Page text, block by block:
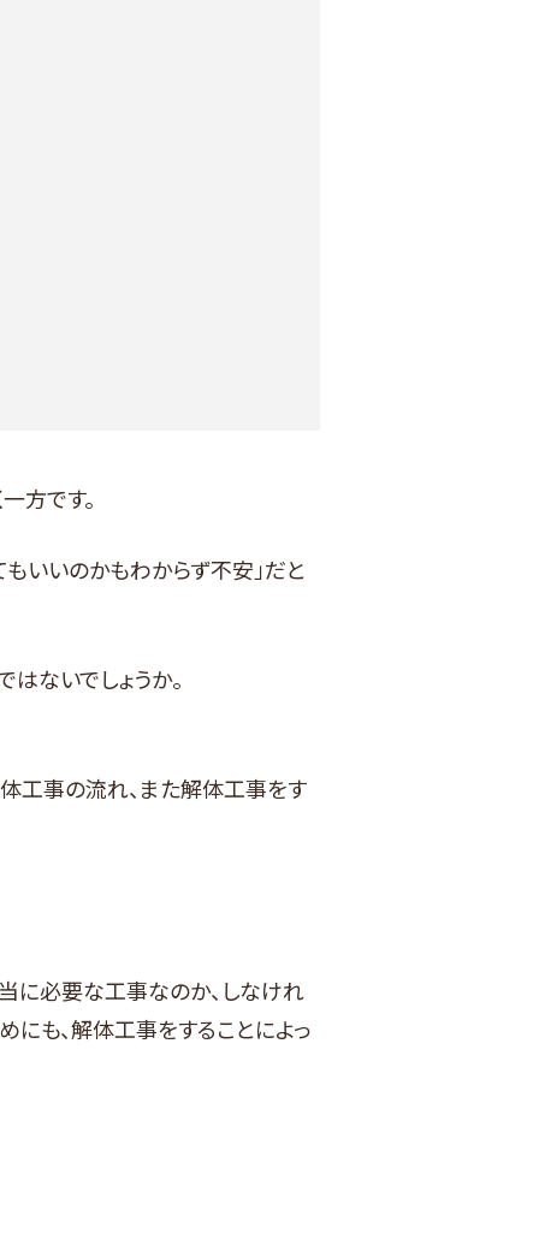
方です。
いいのかもわからず不安」だと
ないでしょうか。
工事の流れ、また解体工事をす
に必要な工事なのか、しなけれ
にも、解体工事をすることによっ